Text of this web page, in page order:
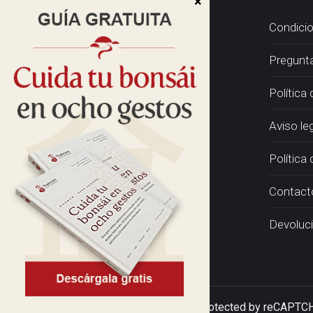
Política
Aviso
Política
Hatoen © 2026 • This site is protected by